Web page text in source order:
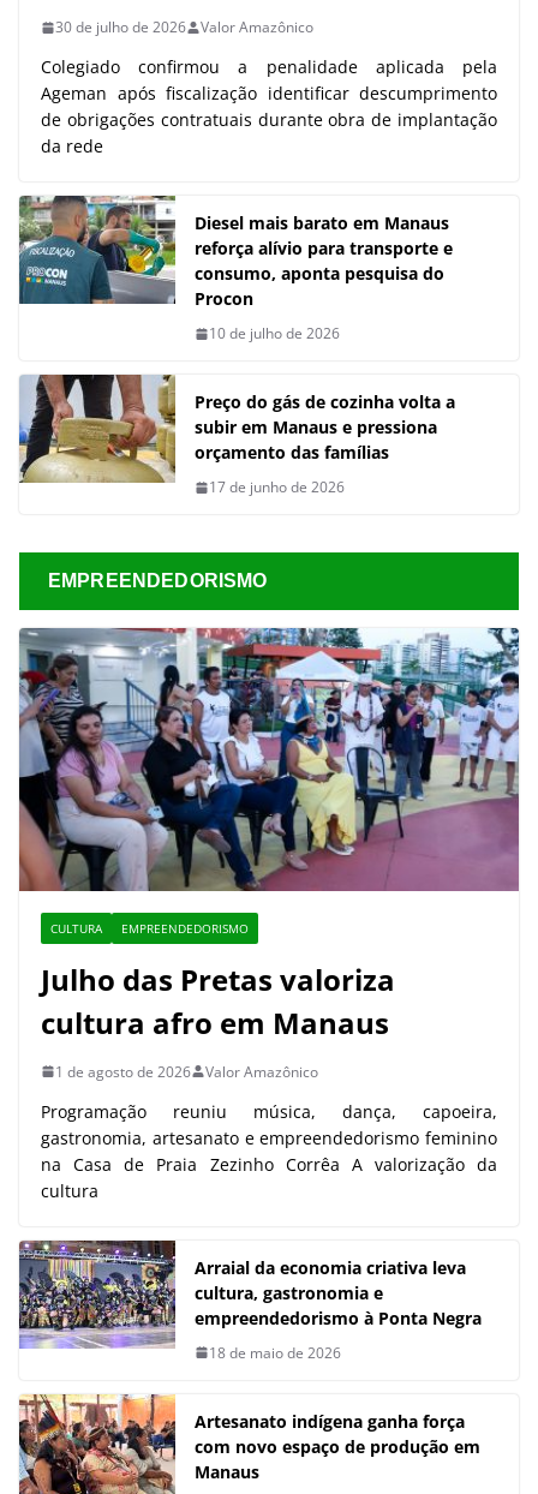
30 de julho de 2026 Valor Amazônico
Colegiado confirmou a penalidade aplicada pela
Ageman após fiscalização identificar descumprimento
de obrigações contratuais durante obra de implantação
da rede
Diesel mais barato em Manaus
reforça alívio para transporte e
consumo, aponta pesquisa do
Procon
10 de julho de 2026
Preço do gás de cozinha volta a
subir em Manaus e pressiona
orçamento das famílias
17 de junho de 2026
EMPREENDEDORISMO
CULTURA EMPREENDEDORISMO
Julho das Pretas valoriza
cultura afro em Manaus
1 de agosto de 2026 Valor Amazônico
Programação reuniu música, dança, capoeira,
gastronomia, artesanato e empreendedorismo feminino
na Casa de Praia Zezinho Corrêa A valorização da
cultura
Arraial da economia criativa leva
cultura, gastronomia e
empreendedorismo à Ponta Negra
18 de maio de 2026
Artesanato indígena ganha força
com novo espaço de produção em
Manaus